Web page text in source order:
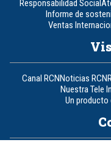
Responsabilidad Social
Informe de
Ventas
Canal RCNNoticias RCN
Nuestra Tele
Un producto